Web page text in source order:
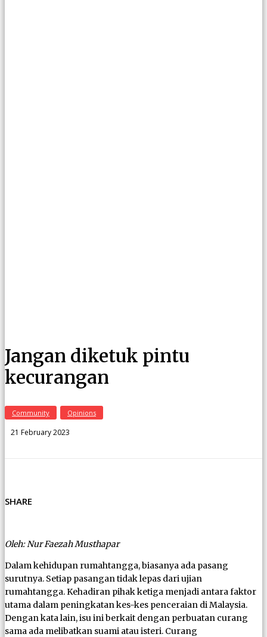
Jangan diketuk pintu
kecurangan
Community Opinions
21 February 2023
SHARE
Oleh: Nur Faezah Musthapar
Dalam kehidupan rumahtangga, biasanya ada pasang
surutnya. Setiap pasangan tidak lepas dari ujian
rumahtangga. Kehadiran pihak ketiga menjadi antara faktor
utama dalam peningkatan kes-kes penceraian di Malaysia.
Dengan kata lain, isu ini berkait dengan perbuatan curang
sama ada melibatkan suami atau isteri. Curang